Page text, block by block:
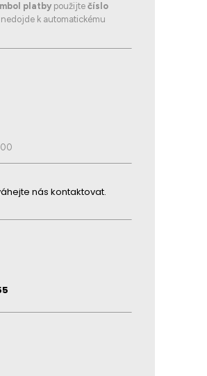
platby použijte číslo
k automatickému
nás kontaktovat.